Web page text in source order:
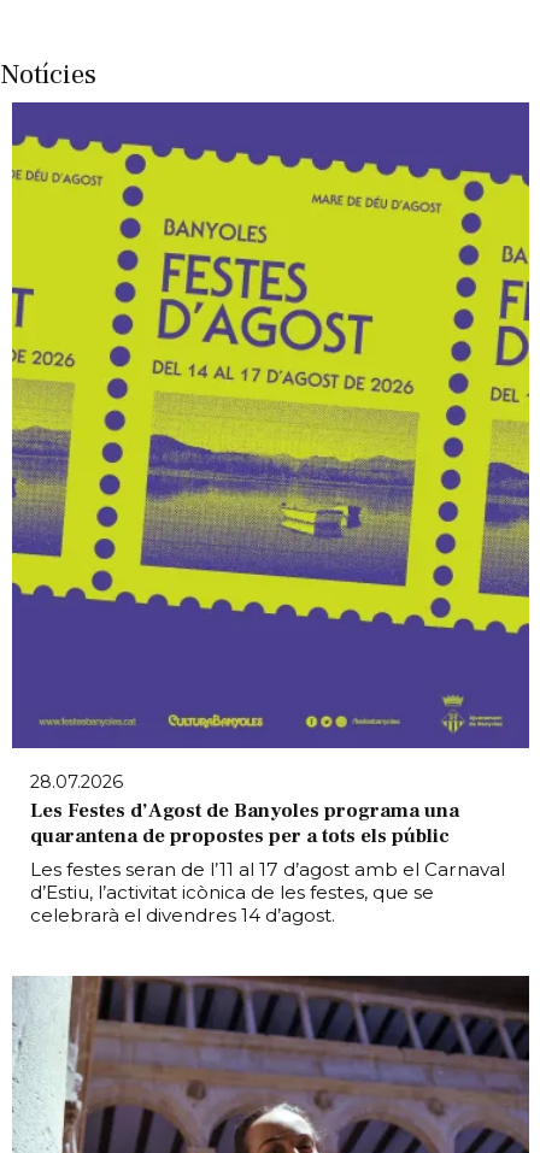
Notícies
28.07.2026
Les Festes d’Agost de Banyoles programa una
quarantena de propostes per a tots els públic
Les festes seran de l’11 al 17 d’agost amb el Carnaval
d’Estiu, l’activitat icònica de les festes, que se
celebrarà el divendres 14 d’agost.